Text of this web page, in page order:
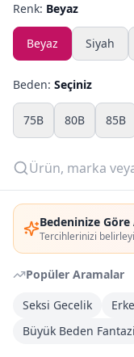
Bedeninize Göre
Tercihlerinizi
Popüler Aramalar
Seksi Gecelik
Büyük Beden Fantazi
Yazlık Pijama
Kampanyalar
Yeni Gelenler
OUTLET
Giriş Yap
Üye Ol
Renk: Beyaz
Beyaz Siyah
Beden: Seçiniz
75B 80B 85B
Adet:
DHL Kargoya Teslim
Bayram tatili